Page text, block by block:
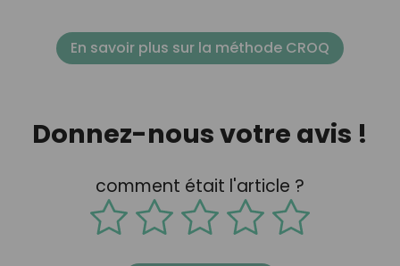
En savoir plus sur la méthode CROQ
Donnez-nous votre avis !
comment était l'article ?